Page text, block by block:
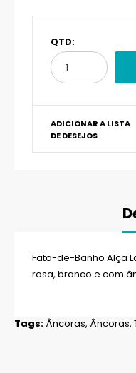
QTD:
ADICIONAR A LISTA
DE DESEJOS
Fato-de-Banho Alça
rosa, branco e com
Tags: Âncoras, Âncoras,